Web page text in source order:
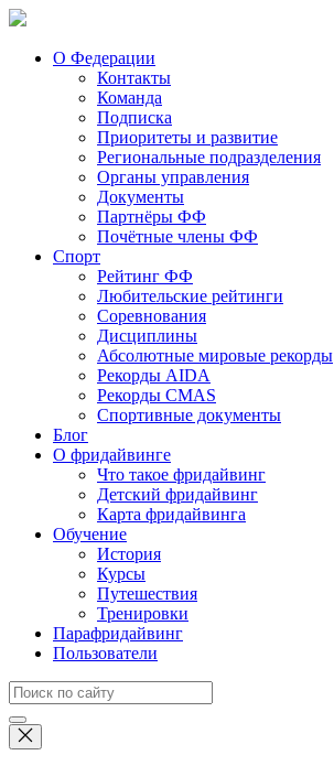
О Федерации
Контакты
Команда
Подписка
Приоритеты и развитие
Региональные подразделения
Органы управления
Документы
Партнёры ФФ
Почётные члены ФФ
Спорт
Рейтинг ФФ
Любительские рейтинги
Соревнования
Дисциплины
Абсолютные мировые рекорды
Рекорды AIDA
Рекорды CMAS
Спортивные документы
Блог
О фридайвинге
Что такое фридайвинг
Детский фридайвинг
Карта фридайвинга
Обучение
История
Курсы
Путешествия
Тренировки
Парафридайвинг
Пользователи